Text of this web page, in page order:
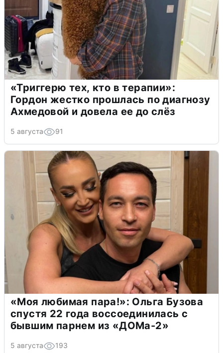
«Триггерю тех, кто в терапии»:
Гордон жестко прошлась по диагнозу
Ахмедовой и довела ее до слёз
5 августа 91
«Моя любимая пара!»: Ольга Бузова
спустя 22 года воссоединилась с
бывшим парнем из «ДОМа-2»
5 августа 193